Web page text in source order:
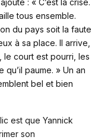
tous ensemble.
du pays soit la faute
à sa place. Il arrive,
le court est pourri, les
paume. » Un an
bel et bien
est que Yannick
son